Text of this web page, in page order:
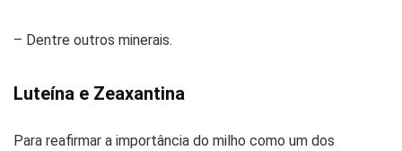
– Dentre outros minerais.
Luteína e Zeaxantina
Para reafirmar a importância do milho como um dos